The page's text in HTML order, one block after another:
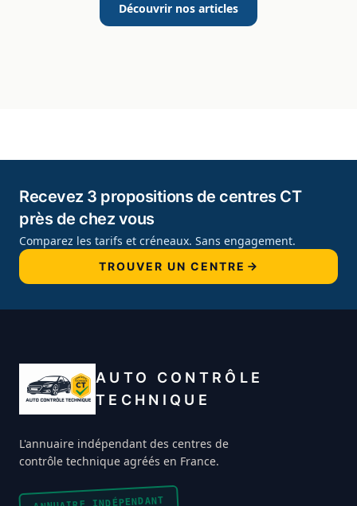
Découvrir nos articles
Recevez 3 propositions de centres CT
près de chez vous
Comparez les tarifs et créneaux. Sans engagement.
TROUVER UN CENTRE
AUTO CONTRÔLE
TECHNIQUE
L'annuaire indépendant des centres de
contrôle technique agréés en France.